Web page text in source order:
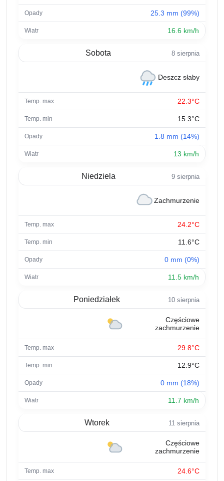
25.3 mm (99%)
16.6 km/h
Sobota 8 sierpnia
Deszcz słaby
22.3°C
15.3°C
1.8 mm (14%)
13 km/h
Niedziela 9 sierpnia
Zachmurzenie
24.2°C
11.6°C
0 mm (0%)
11.5 km/h
Poniedziałek 10 sierpnia
Częściowe
zachmurzenie
29.8°C
12.9°C
0 mm (18%)
11.7 km/h
Wtorek 11 sierpnia
Częściowe
zachmurzenie
24.6°C